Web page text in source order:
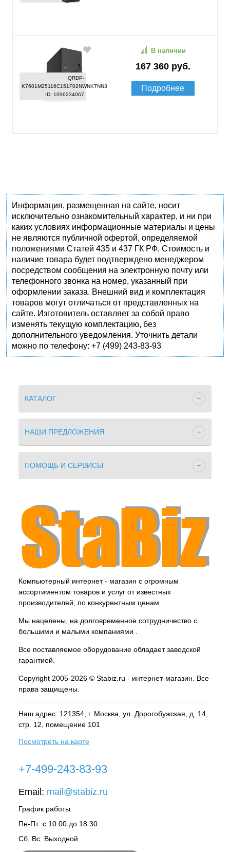
QRDP-
K7601M25116C151F02NWNKTNN3
ID: 1096234067
167 360 руб.
В наличии
Подробнее
Информация, размещенная на сайте, носит
исключительно ознакомительный характер, и ни при
каких условиях информационные материалы и цены
не являются публичной офертой, определяемой
положениями Статей 435 и 437 ГК РФ. Стоимость и
наличие товара будет подтверждено менеджером
посредством сообщения на электронную почту или
телефонного звонка на номер, указанный при
оформлении заказа. Внешний вид и комплектация
товаров могут отличаться от представленных на
сайте. Изготовитель оставляет за собой право
изменять текущую комплектацию, без
дополнительного уведомления. Уточнить детали
можно по телефону: +7 (499) 243-83-93
КАТАЛОГ
НАШИ ПРЕДЛОЖЕНИЯ
ПОМОЩЬ И СЕРВИСЫ
Компьютерный интернет - магазин с огромным
ассортиментом товаров и услуг от известных
производителей, по конкурентным ценам.
Мы нацелены, на долговременное сотрудничество с
большими и малыми компаниями .
Все поставляемое оборудование обладает заводской
гарантией.
Copyright 2005-2026 © Stabiz.ru - интернет-магазин. Все
права защищены.
Наш адрес: 121354, г. Москва , ул. Дорогобужская, д. 14,
стр. 12, помещение 101
Посмотреть на карте
+7-499-243-83-93
Email: mail@stabiz.ru
График работы:
Пн-Пт: с 10:00 до 18:30
Сб, Вс: Выходной